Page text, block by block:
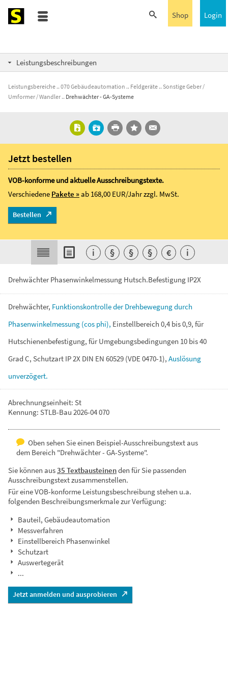
Login
Shop
Leistungsbeschreibungen
Leistungsbereiche 070 Gebäudeautomation Feldgeräte
Sonstige Geber /
Umformer / Wandler
Drehwächter - GA-Systeme
Drehwächter Phasenwinkelmessung Hutsch.Befestigung IP2X
Drehwächter, FunktionskontrollederDrehbewegungdurch
Phasenwinkelmessung (cos phi), Einstellbereich 0,4 bis0,9, für
Hutschienenbefestigung, fürUmgebungsbedingungen 10 bis40
Grad C, Schutzart IP2X DIN EN 60529 (VDE0470-1), Auslösung
unverzögert.
Abrechnungseinheit: St
Kennung: STLB-Bau 2026-04 070
Oben sehen Sie einen Beispiel-Ausschreibungstext aus
dem Bereich "Drehwächter - GA-Systeme".
Sie können aus35 Textbausteinenden für Sie passenden
Ausschreibungstext zusammenstellen.
Für eine VOB-konforme Leistungsbeschreibung stehen u.a.
folgenden Beschreibungsmerkmale zur Verfügung:
Bauteil, Gebäudeautomation
Messverfahren
Einstellbereich Phasenwinkel
Schutzart
Auswertegerät
...
Jetzt anmelden und ausprobieren
Jetzt bestellen
VOB-konforme und aktuelle Ausschreibungstexte.
Verschiedene Pakete »ab 168,00 EUR/Jahrzzgl. MwSt.
Bestellen
i § § § € i